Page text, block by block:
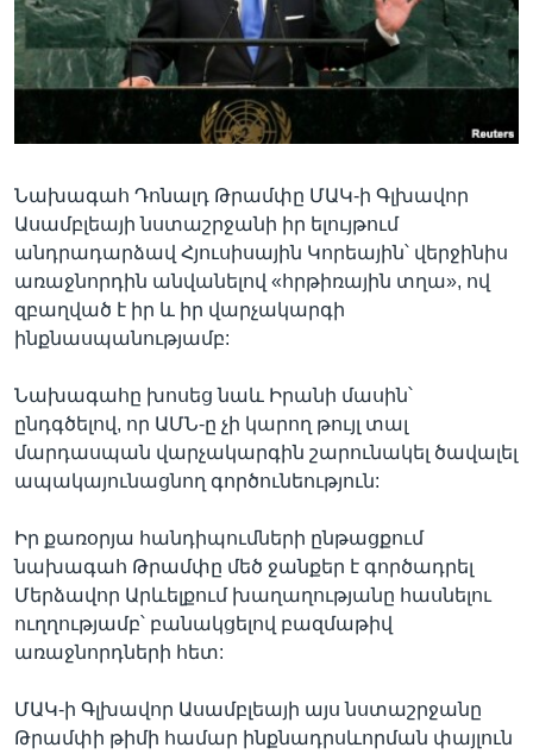
Լեզուներ
Նախագահ Դոնալդ Թրամփը ՄԱԿ-ի Գլխավոր
Ասամբլեայի նստաշրջանի իր ելույթում
անդրադարձավ Հյուսիսային Կորեային՝ վերջինիս
առաջնորդին անվանելով «հրթիռային տղա», ով
զբաղված է իր և իր վարչակարգի
ինքնասպանությամբ:
Նախագահը խոսեց նաև Իրանի մասին՝
ընդգծելով, որ ԱՄՆ-ը չի կարող թույլ տալ
մարդասպան վարչակարգին շարունակել ծավալել
ապակայունացնող գործունեություն:
Իր քառօրյա հանդիպումների ընթացքում
նախագահ Թրամփը մեծ ջանքեր է գործադրել
Մերձավոր Արևելքում խաղաղությանը հասնելու
ուղղությամբ՝ բանակցելով բազմաթիվ
առաջնորդների հետ:
ՄԱԿ-ի Գլխավոր Ասամբլեայի այս նստաշրջանը
Թրամփի թիմի համար ինքնադրսևորման փայլուն